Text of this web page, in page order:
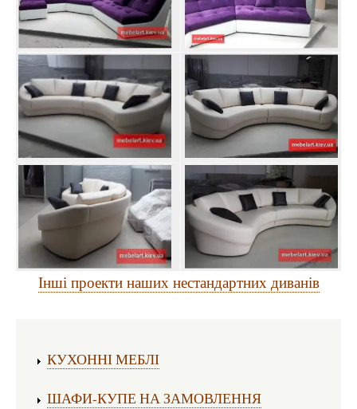
Інші проекти наших нестандартних диванів
КУХОННІ МЕБЛІ
ШАФИ-КУПЕ НА ЗАМОВЛЕННЯ